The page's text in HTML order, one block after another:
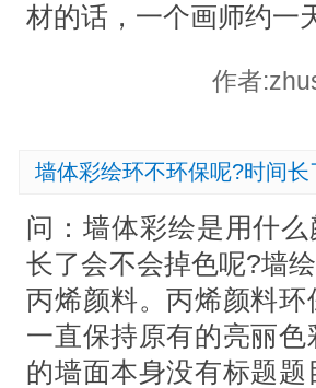
材的话，一个画师约一
作者
墙体彩绘环不环保呢?时间
问：墙体彩绘是用什
长了会不会掉色呢?墙
丙烯颜料。丙烯颜料
一直保持原有的亮丽
的墙面本身没有标题